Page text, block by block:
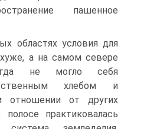
пашенное
областях условия для
а на самом севере
не могло себя
хлебом и
отношении от других
практиковалась